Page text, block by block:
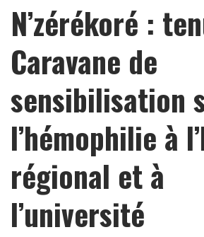
N’zérékoré :
Caravane de
sensibilisation
l’hémophilie à
régional et à
l’université